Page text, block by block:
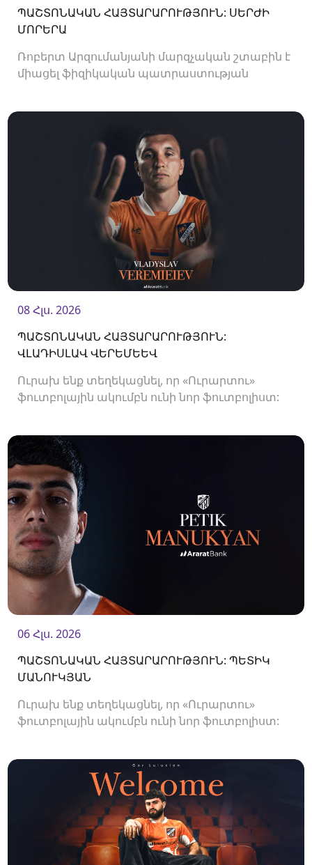
ՊԱՇՏՈՆԱԿԱՆ ՀԱՅՏԱՐԱՐՈՒԹՅՈՒՆ: ՍԵՐԺԻ
ՄՈՐԵՐԱ
Ռոբերտ Արզումանյանի մարզչական շտաբին է
միացել ֆիզիկական պատրաստության
08 Հլս. 2026
ՊԱՇՏՈՆԱԿԱՆ ՀԱՅՏԱՐԱՐՈՒԹՅՈՒՆ:
ՎԼԱԴԻՍԼԱՎ ՎԵՐԵՄԵԵՎ
Ուրախ ենք տեղեկացնել, որ «Ուրարտու»
ֆուտբոլային ակումբն ունի նոր ֆուտբոլիստ:
06 Հլս. 2026
ՊԱՇՏՈՆԱԿԱՆ ՀԱՅՏԱՐԱՐՈՒԹՅՈՒՆ: ՊԵՏԻԿ
ՄԱՆՈՒԿՅԱՆ
Ուրախ ենք տեղեկացնել, որ «Ուրարտու»
ֆուտբոլային ակումբն ունի նոր ֆուտբոլիստ: